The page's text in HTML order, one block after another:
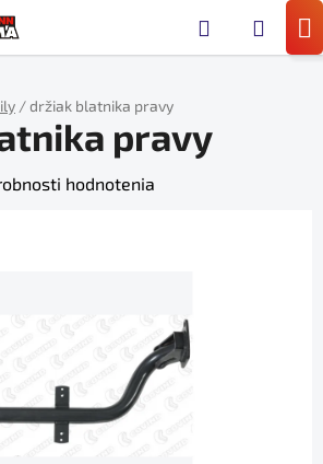
/držiak blatnika pravy
pravy
hodnotenia